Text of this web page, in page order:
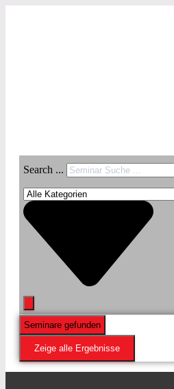
Search ...
Seminare gefunden
Zeige alle Ergebnisse